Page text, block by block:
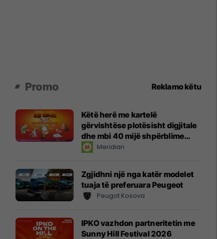
Promo Reklamo këtu
Këtë herë me kartelë
gërvishtëse plotësisht digjitale
dhe mbi 40 mijë shpërblime
instant!Meridian
Zgjidhni një nga katër modelet
tuaja të preferuara Peugeot
Peugot Kosova
IPKO vazhdon partneritetin me
Sunny Hill Festival 2026